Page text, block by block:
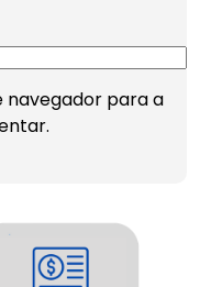
navegador para a